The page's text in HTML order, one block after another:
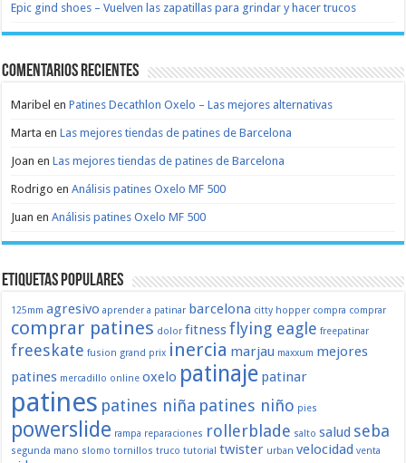
Epic gind shoes – Vuelven las zapatillas para grindar y hacer trucos
Comentarios recientes
Maribel enPatines Decathlon Oxelo – Las mejores alternativas
Marta enLas mejores tiendas de patines de Barcelona
Joan enLas mejores tiendas de patines de Barcelona
Rodrigo enAnálisis patines Oxelo MF 500
Juan enAnálisis patines Oxelo MF 500
Etiquetas populares
125mm agresivo aprender a patinar barcelona citty hopper compra comprar
comprar patines dolor fitnessflying eagle freepatinar
freeskate fusion grand prix inercia marjau maxxum mejores
patines mercadillo online oxelo patinaje patinar
patines patines niña patines niño pies
powerslide rampa reparaciones rollerblade salto salud seba
segunda mano slomo tornillos truco tutorial twister urban velocidad venta